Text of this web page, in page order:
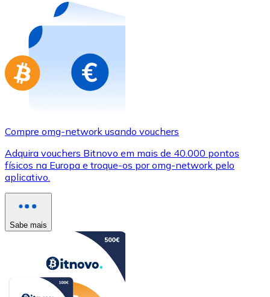
Compre cartões-presente das suas marcas favoritas
Ir para a loja de cartões-presente
Compre omg-network usando vouchers
Adquira vouchers Bitnovo em mais de 40.000 pontos
físicos na Europa e troque-os por omg-network pelo
aplicativo.
Sabe mais